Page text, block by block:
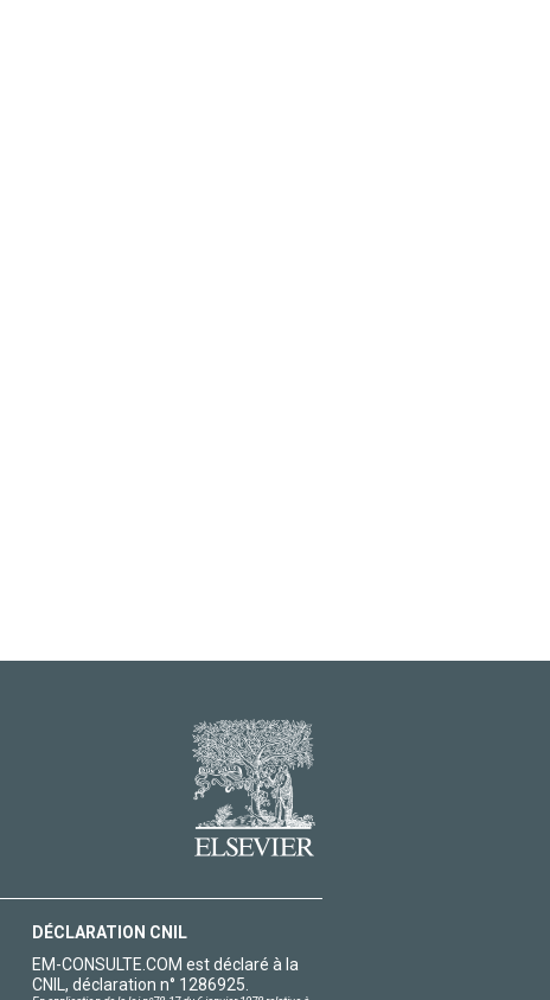
DÉCLARATION CNIL
EM-CONSULTE.COM est déclaré à la
CNIL, déclaration n° 1286925.